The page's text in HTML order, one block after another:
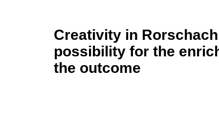
Creativity in
possibility for the
the outcome